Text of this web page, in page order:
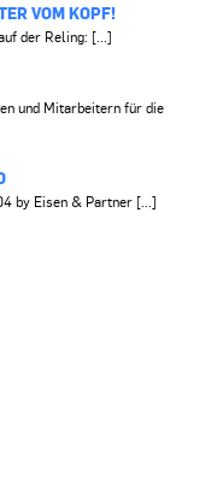
VOM KOPF!
der Reling: [...]
und Mitarbeitern für die
by Eisen & Partner [...]